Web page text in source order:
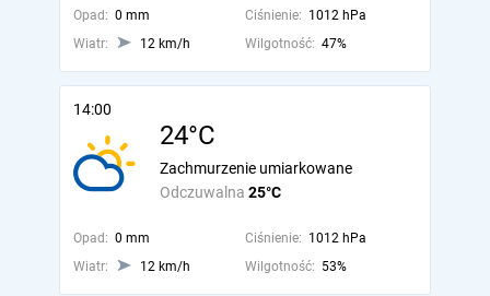
Opad: 0 mm Ciśnienie: 1012 hPa
Wiatr:
12 km/h Wilgotność: 47%
14:00
24°C
Odczuwalna 25°C
Zachmurzenie umiarkowane
Opad: 0 mm Ciśnienie: 1012 hPa
Wiatr:
12 km/h Wilgotność: 53%